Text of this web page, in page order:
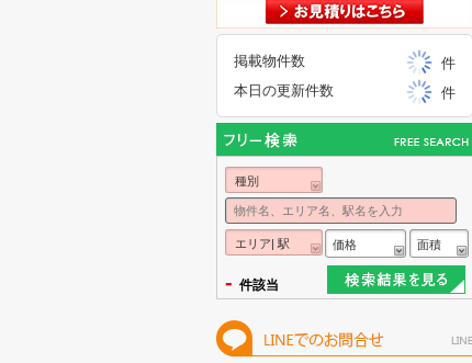
掲載物件数
件
本日の更新件数
件
種別
エリア| 駅 価格 面積
- 件該当